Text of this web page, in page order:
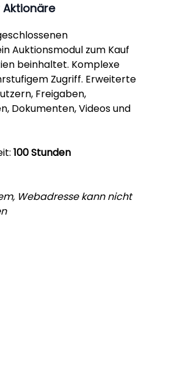
Aktionäre
Auktionsmodul zum Kauf
beinhaltet. Komplexe
Zugriff. Erweiterte
Freigaben,
Dokumenten, Videos und
100 Stunden
Webadresse kann nicht